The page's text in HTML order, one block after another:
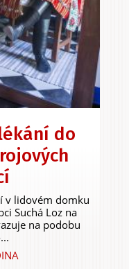
do
v lidovém domku
Suchá Loz na
na podobu